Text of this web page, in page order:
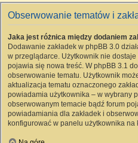
Obserwowanie tematów i
Jaka jest różnica między dodaniem
Dodawanie zakładek w phpBB 3.0
w przeglądarce. Użytkownik nie
pojawia się nowa treść. W phpBB 3.1
obserwowanie tematu. Użytkownik
aktualizacja tematu oznaczonego
powiadamia użytkownika – w wybrany
obserwowanym temacie bądź forum
powiadamiania dla zakładek i
konfigurować w panelu użytkownika na